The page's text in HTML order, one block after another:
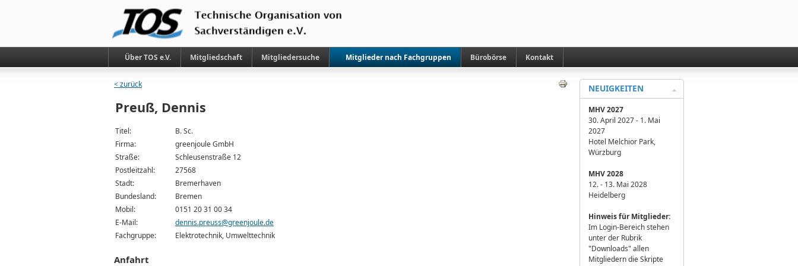
Über TOS e.V. Mitgliedschaft Mitgliedersuche Mitglieder nach Fachgruppen Bürobörse Kontakt
< zurück
Preuß, Dennis
Titel:
B. Sc.
Firma:
greenjoule GmbH
Straße:
Schleusenstraße 12
Postleitzahl:
27568
Stadt:
Bremerhaven
Bundesland:
Bremen
Mobil:
0151 20 31 00 34
E-Mail:
dennis.preuss@greenjoule.de
Fachgruppe:
Elektrotechnik, Umwelttechnik
Anfahrt
NEUIGKEITEN
MHV 2027
30. April 2027 - 1. Mai
2027
Hotel Melchior Park,
Würzburg
MHV 2028
12. - 13. Mai 2028
Heidelberg
Hinweis für Mitglieder:
Im Login-Bereich stehen
unter der Rubrik
"Downloads" allen
Mitgliedern die Skripte